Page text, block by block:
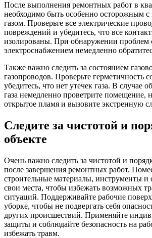
После выполнения ремонтных работ в
необходимо быть особенно осторожным с
газом. Проверьте все электрические
повреждений и убедитесь, что все
изолированы. При обнаружении проблем
электроснабжением немедленно
Также важно следить за состоянием
газопроводов. Проверьте герметичность
убедитесь, что нет утечек газа. В случае
газа немедленно проветрите помещение,
открытое пламя и вызовите экстренную
Следите за чистотой и
объекте
Очень важно следить за чистотой и
после завершения ремонтных работ.
строительные материалы, инструменты и
свои места, чтобы избежать возможных
ситуаций. Поддерживайте рабочие
уборке, чтобы не подвергать себя
других происшествий. Применяйте
защиты и соблюдайте безопасность на
избежать травм.